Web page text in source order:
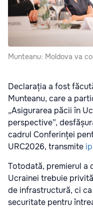
Munteanu: Moldova va
Declarația a fost
Munteanu, care a
„Asigurarea păcii în
perspective”,
cadrul Conferinței
URC2026, transmite
Totodată, premierul a
Ucrainei trebuie
de infrastructură, ci
securitate pentru